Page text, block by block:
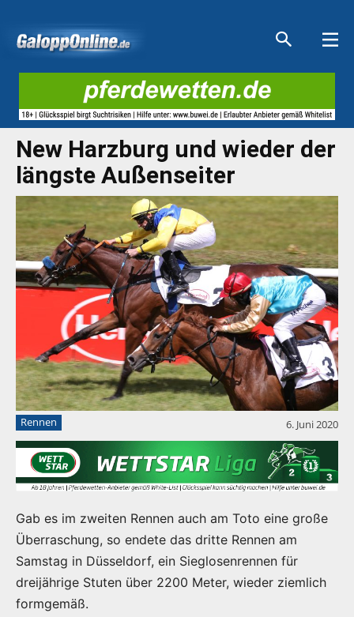
New Harzburg und wieder der
längste Außenseiter
Rennen 6. Juni 2020
Gab es im zweiten Rennen auch am Toto eine große
Überraschung, so endete das dritte Rennen am
Samstag in Düsseldorf, ein Sieglosenrennen für
dreijährige Stuten über 2200 Meter, wieder ziemlich
formgemäß.